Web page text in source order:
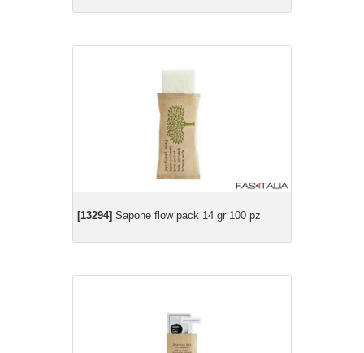
[13294] Sapone flow pack 14 gr 100 pz